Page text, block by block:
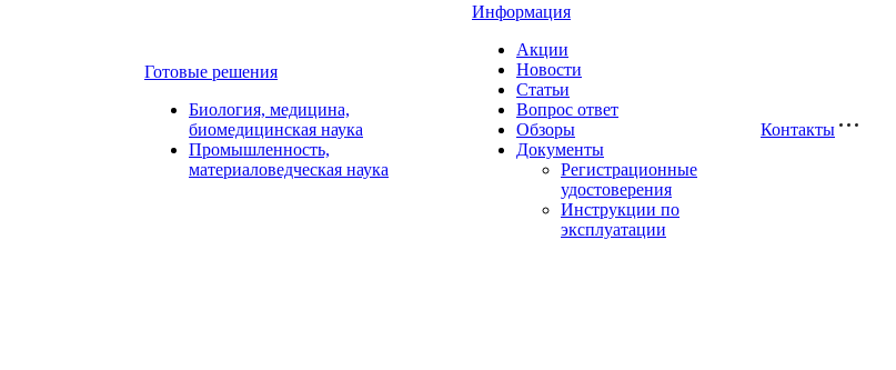
Готовые решения
Биология, медицина,
биомедицинская наука
Промышленность,
материаловедческая наука
Информация
Акции
Новости
Статьи
Вопрос ответ
Обзоры
Документы
Регистрационные
удостоверения
Инструкции по
эксплуатации
Контакты